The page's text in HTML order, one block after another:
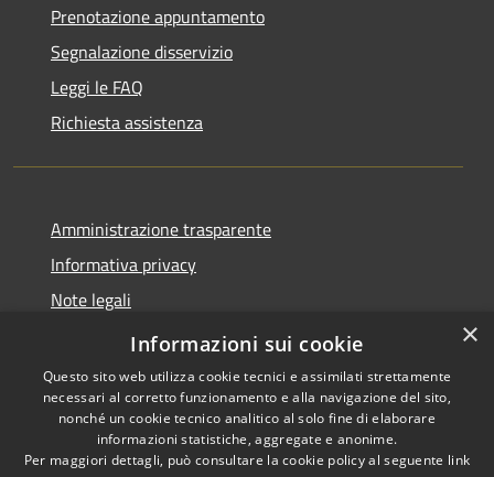
Prenotazione appuntamento
Segnalazione disservizio
Leggi le FAQ
Richiesta assistenza
Amministrazione trasparente
Informativa privacy
Note legali
Dichiarazione di accessibilità
Copyright © 2026 • Comune di
Ranzo • Powered by
×
Informazioni sui cookie
Questo sito web utilizza cookie tecnici e assimilati strettamente
necessari al corretto funzionamento e alla navigazione del sito,
nonché un cookie tecnico analitico al solo fine di elaborare
informazioni statistiche, aggregate e anonime.
Per maggiori dettagli, può consultare la cookie policy al seguente link